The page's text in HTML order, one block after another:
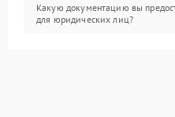
Какую документацию вы
для юридических лиц?